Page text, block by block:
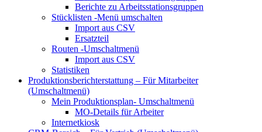
Berichte zu Arbeitsstationsgruppen
Stücklisten -Menü umschalten
Import aus CSV
Ersatzteil
Routen -Umschaltmenü
Import aus CSV
Statistiken
Produktionsberichterstattung – Für Mitarbeiter
(Umschaltmenü)
Mein Produktionsplan- Umschaltmenü
MO-Details für Arbeiter
Internetkiosk